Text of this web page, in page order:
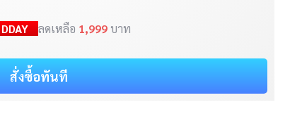
DDAY ลดเหลือ 1,999บาท
สั่งซื้อทันที